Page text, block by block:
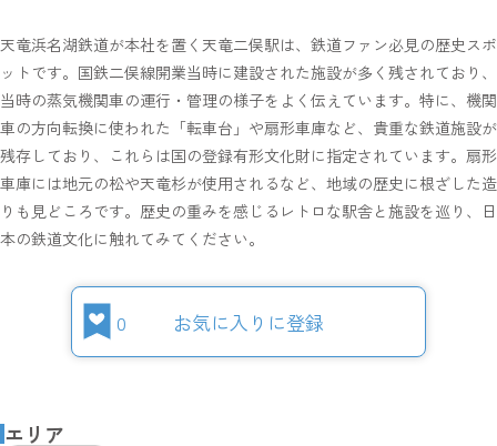
天竜浜名湖鉄道が本社を置く天竜二俣駅は、鉄道ファン必見の歴史スポ
ットです。国鉄二俣線開業当時に建設された施設が多く残されており、
当時の蒸気機関車の運行・管理の様子をよく伝えています。特に、機関
車の方向転換に使われた「転車台」や扇形車庫など、貴重な鉄道施設が
残存しており、これらは国の登録有形文化財に指定されています。扇形
車庫には地元の松や天竜杉が使用されるなど、地域の歴史に根ざした造
りも見どころです。歴史の重みを感じるレトロな駅舎と施設を巡り、日
本の鉄道文化に触れてみてください。
0 お気に入りに登録
エリア